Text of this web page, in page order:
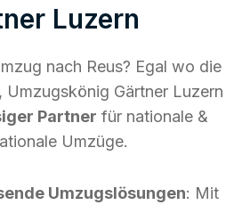
Luzern
nach Reus? Egal wo die
Umzugskönig Gärtner Luzern
Partner für nationale &
Umzüge.
Umzugslösungen: Mit